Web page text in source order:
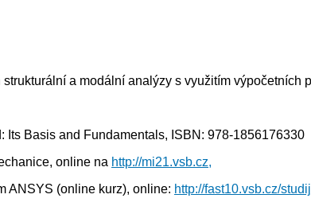
a modální analýzy s využitím výpočetních
Its Basis and Fundamentals, ISBN: 978-1856176330
online na http://mi21.vsb.cz,
ANSYS (online kurz), online: http://fast10.vsb.cz/